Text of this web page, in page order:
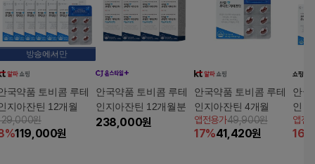
방송에서만
국약품 토비콤 루테
지아잔틴 12개월
원
%119,000원
안국약품 토비콤 루테
인지아잔틴 12개월분
238,000원
안국약품 토비콤 루테
인지아잔틴 4개월
앱전용가49,900원
17%41,420원
안국
인
앱전
16